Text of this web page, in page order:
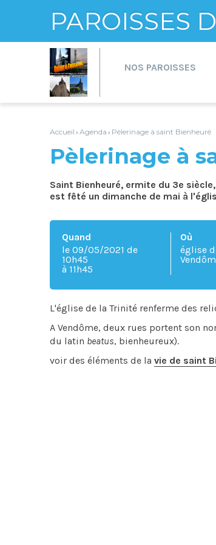
PAROISSES
au
contenu.
|
Aller
la
navigation
personnels
NOS PAROISSES
Accueil › Agenda › Pèlerinage à saint Bienheuré
Pèlerinage à
Saint Bienheuré, ermite du 3e
est fêté un dimanche de mai à
Quand
le 09/05/2021 de
10h45
à 11h45
Où
église
L'église de la Trinité renferme des
A Vendôme, deux rues portent son
du latin beatus, bienheureux).
voir des éléments de la vie de saint